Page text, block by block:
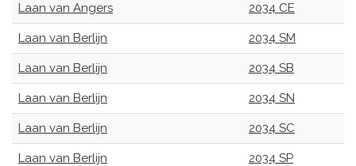
Laan van Angers 2034 CE
Laan van Berlijn 2034 SM
Laan van Berlijn 2034 SB
Laan van Berlijn 2034 SN
Laan van Berlijn 2034 SC
Laan van Berlijn 2034 SP